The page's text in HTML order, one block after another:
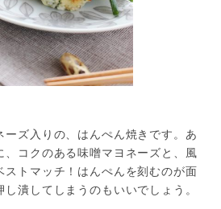
ーズ入りの、はんぺん焼きです。あ
、コクのある味噌マヨネーズと、風
トマッチ！はんぺんを刻むのが面
潰してしまうのもいいでしょう。